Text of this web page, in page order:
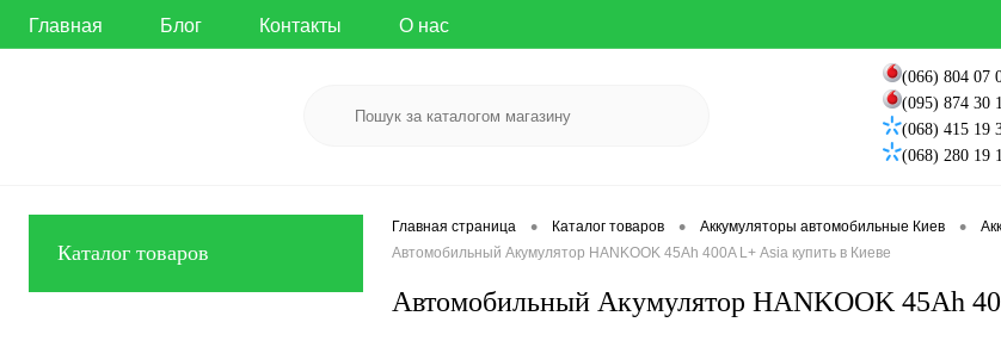
Главная Блог Контакты О нас
(066) 804 07
(095) 874 30
(068) 415 19
(068) 280 19
Каталог товаров
Главная страница • Каталог товаров • Аккумуляторы автомобильные Киев •
Автомобильный Акумулятор HANKOOK 45Ah 400A L+ Аsia купить в Киеве
Автомобильный Акумулятор HANKOOK 45Ah